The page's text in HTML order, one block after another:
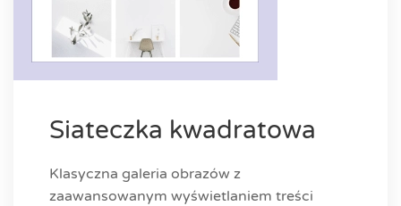
Siateczka kwadratowa
Klasyczna galeria obrazów z
zaawansowanym wyświetlaniem treści